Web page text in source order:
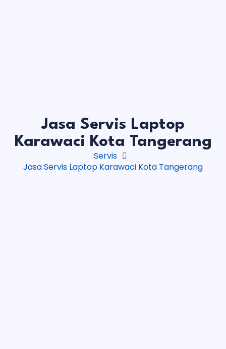
Jasa Servis Laptop
Karawaci Kota Tangerang
Servis
Jasa Servis Laptop Karawaci Kota Tangerang